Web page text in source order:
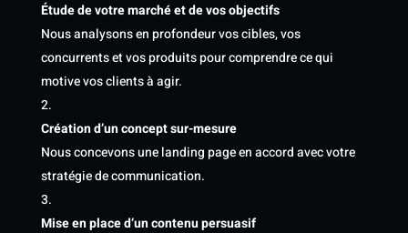
Étude de votre marché et de vos objectifs
Nous analysons en profondeur vos cibles, vos
concurrents et vos produits pour comprendre ce qui
motive vos clients à agir.
Création d’un concept sur-mesure
Nous concevons une landing page en accord avec votre
stratégie de communication.
Mise en place d’un contenu persuasif